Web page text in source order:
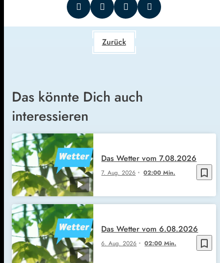
Zurück
Das könnte Dich auch
interessieren
bookmark_border
7. Aug. 2026 02:00 Min.
Das Wetter vom 7.08.2026
bookmark_border
6. Aug. 2026 02:00 Min.
Das Wetter vom 6.08.2026